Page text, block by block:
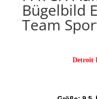
Bügelbild
Team
Detroit